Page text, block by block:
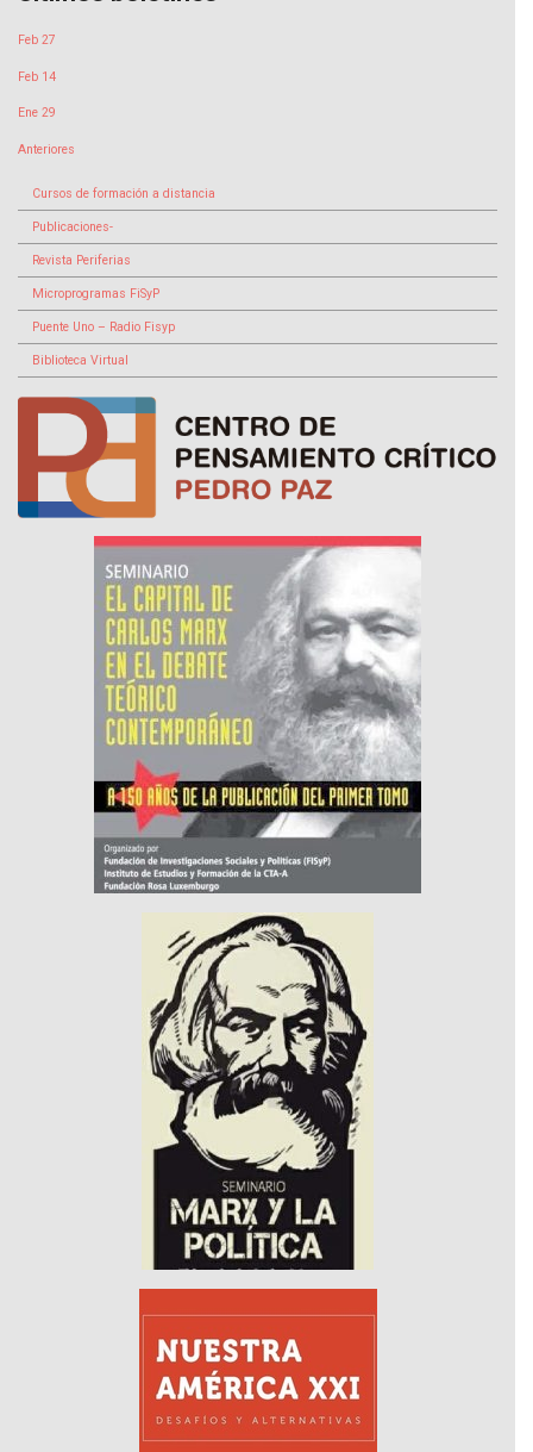
Feb 27
Feb 14
Ene 29
Anteriores
Cursos de formación a distancia
Publicaciones-
Revista Periferias
Microprogramas FiSyP
Puente Uno – Radio Fisyp
Biblioteca Virtual